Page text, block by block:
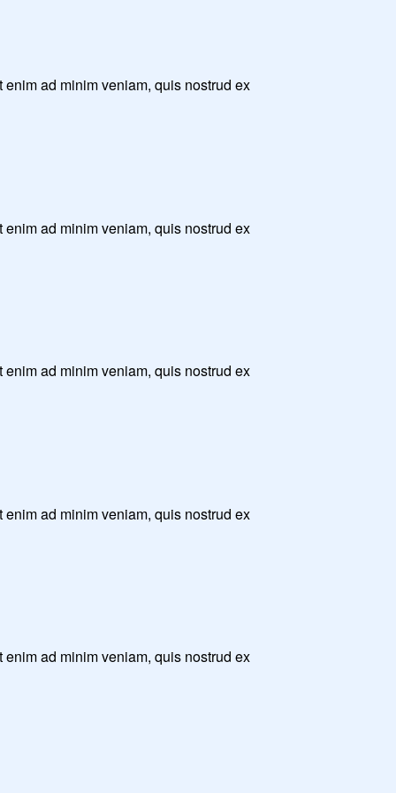
ad minim veniam, quis nostrud ex
ad minim veniam, quis nostrud ex
ad minim veniam, quis nostrud ex
ad minim veniam, quis nostrud ex
ad minim veniam, quis nostrud ex